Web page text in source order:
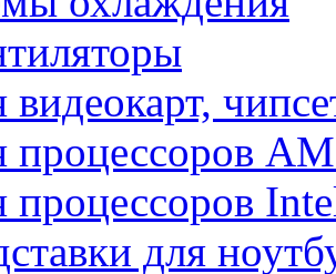
видеокарт,
процессоров
процессоров
для